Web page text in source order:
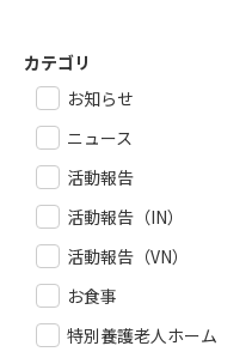
カテゴリ
お知らせ
ニュース
活動報告
活動報告（IN）
活動報告（VN）
お食事
特別養護老人ホーム